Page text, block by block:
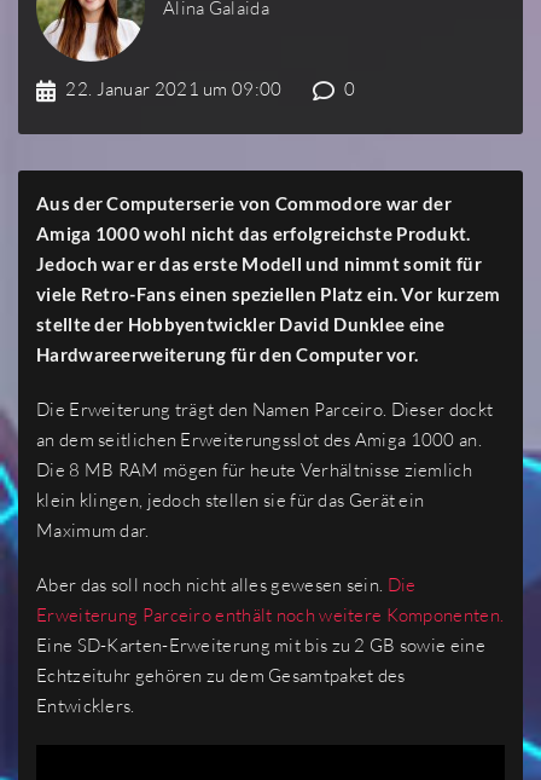
Alina Galaida
22. Januar 2021 um 09:00 0
Aus der Computerserie von Commodore war der
Amiga 1000 wohl nicht das erfolgreichste Produkt.
Jedoch war er das erste Modell und nimmt somit für
viele Retro-Fans einen speziellen Platz ein. Vor kurzem
stellte der Hobbyentwickler David Dunklee eine
Hardwareerweiterung für den Computer vor.
Die Erweiterung trägt den Namen Parceiro. Dieser dockt
an dem seitlichen Erweiterungsslot des Amiga 1000 an.
Die 8 MB RAM mögen für heute Verhältnisse ziemlich
klein klingen, jedoch stellen sie für das Gerät ein
Maximum dar.
Aber das soll noch nicht alles gewesen sein. Die
Erweiterung Parceiro enthält noch weitere Komponenten.
Eine SD-Karten-Erweiterung mit bis zu 2 GB sowie eine
Echtzeituhr gehören zu dem Gesamtpaket des
Entwicklers.